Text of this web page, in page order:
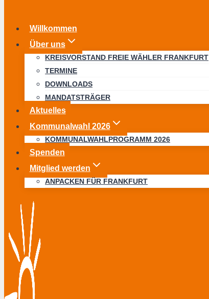
Willkommen
Über uns
KREISVORSTAND FREIE WÄHLER FRANKFURT
TERMINE
DOWNLOADS
MANDATSTRÄGER
Aktuelles
Kommunalwahl 2026
KOMMUNALWAHLPROGRAMM 2026
Spenden
Mitglied werden
ANPACKEN FÜR FRANKFURT